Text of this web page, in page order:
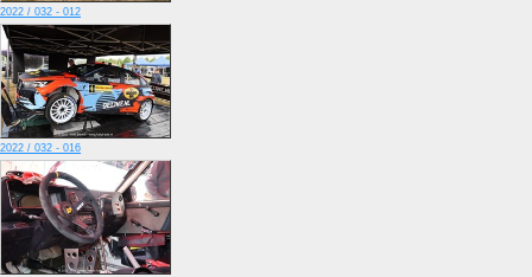
2022 / 032 - 012
2022 / 032 - 016